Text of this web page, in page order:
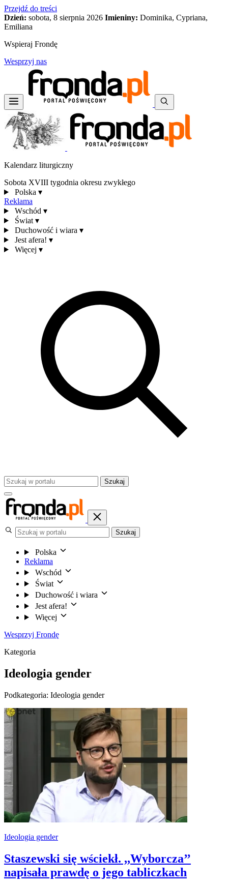
Przejdź do treści
Dzień: sobota, 8 sierpnia 2026 Imieniny: Dominika, Cypriana,
Emiliana
Wspieraj Frondę
Wesprzyj nas
Kalendarz liturgiczny
Sobota XVIII tygodnia okresu zwykłego
Polska ▾
Reklama
Wschód ▾
Świat ▾
Duchowość i wiara ▾
Jest afera! ▾
Więcej ▾
Szukaj
Szukaj
Polska
Reklama
Wschód
Świat
Duchowość i wiara
Jest afera!
Więcej
Wesprzyj Frondę
Kategoria
Ideologia gender
Podkategoria: Ideologia gender
Ideologia gender
Staszewski się wściekł. ,,Wyborcza’’
napisała prawdę o jego tabliczkach